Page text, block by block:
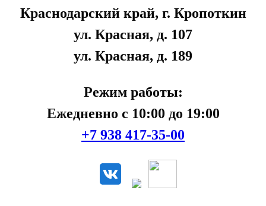
Краснодарский край, г. Кропоткин
ул. Красная, д. 107
ул. Красная, д. 189
Режим работы:
Ежедневно с 10:00 до 19:00
+7 938 417-35-00